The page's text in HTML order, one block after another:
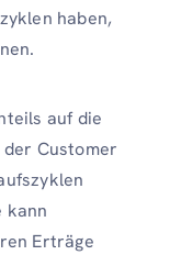
haben,
auf die
Customer
kann
Erträge